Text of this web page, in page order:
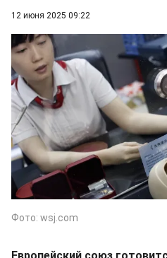
12 июня 2025 09:22
Фото: wsj.com